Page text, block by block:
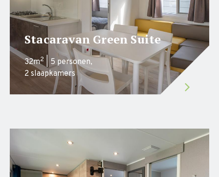
Stacaravan Green Suite
32m2 | 5 personen,
2 slaapkamers